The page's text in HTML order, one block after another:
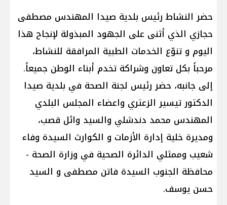
حضر النشاط رئيس بلدية صيدا المهندس مصطفى
حجازي الذي أثنى على الجهود المبذولة لإنجاح هذا
اليوم و تنوّع الخدمات الطبية المرافقة للنشاط،
مرحباً بكل تعاون وشراكة تخدم أبناء الوطن جميعاً.
إلى جانبه، حضر رئيس لجنة الصحة في بلدية صيدا
الدكتور تيسير الزعتري واعضاء المجلس البلدي
المهندس محمد دندشلي والسيد وائل قصب،
ومديرة خلية إدارة الأزمات و الكوارث السيدة وفاء
شعيب وممثلي الدائرة الصحية في وزارة الصحة -
محافظة الجنوب السيدة فاتن مصطفى و السيد
حسن يوسف.